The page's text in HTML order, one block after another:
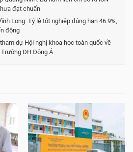
đạt chuẩn
Long: Tỷ lệ tốt nghiệp đúng hạn 46.9%,
động
dự Hội nghị khoa học toàn quốc về
ĐH Đông Á